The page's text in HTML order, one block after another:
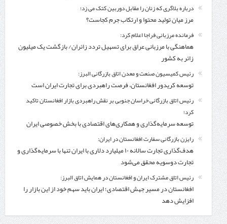
درباره بلاگری که زنان را مقابل دوربین کتک می زد؛
مرز میان تولید محتوا و ارتکاب جرم کجاست؟
فرمانده مرزبانی فراجا اعلام کرد:
هماهنگی با مرزبانی عراق برای تسهیل تردد زائران/ بازگشت یک میلیون
زائر به کشور
رئیس کمیسیون صنعت و معدن اتاق بازرگانی البرز:
توسعه کریدور افغانستان، فرصت راهبردی برای تجارت ایران است
رئیس اتاق بازرگانی خراسان جنوبی بر نقش راهبردی بازار افغانستان تاکید
کرد؛
توسعه سرمایه‌گذاری و همکاری‌های اقتصادی با بخش خصوصی ایران
رایزن بازرگانی سفارت افغانستان در ایران:
هدف‌گذاری تجارت سالانه ۱۰ میلیارد دلاری با ایران تنها با سرمایه‌گذاری و
تجارت دوسویه محقق می‌شود
رئیس اتاق مشترک ایران و افغانستان در همایش اتاق البرز:
افغانستان در مسیر جهش اقتصادی؛ ایران باید سهم خود از این بازار را
افزایش دهد